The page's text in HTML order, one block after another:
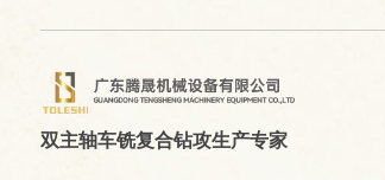
双主轴车铣复合钻攻生产专家